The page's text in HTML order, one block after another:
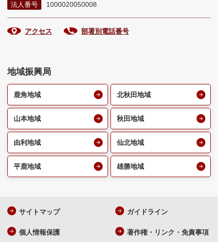
法人番号
1000020050008
アクセス 部署別電話番号
地域振興局
鹿角地域 北秋田地域
山本地域 秋田地域
由利地域 仙北地域
平鹿地域 雄勝地域
サイトマップ ガイドライン
個人情報保護 著作権・リンク・免責事項